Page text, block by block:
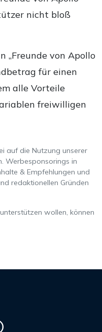
nicht bloß
„Freunde von Apollo
für einen
alle Vorteile
freiwilligen
auf die Nutzung unserer
Werbesponsorings in
& Empfehlungen und
redaktionellen Gründen
wollen, können